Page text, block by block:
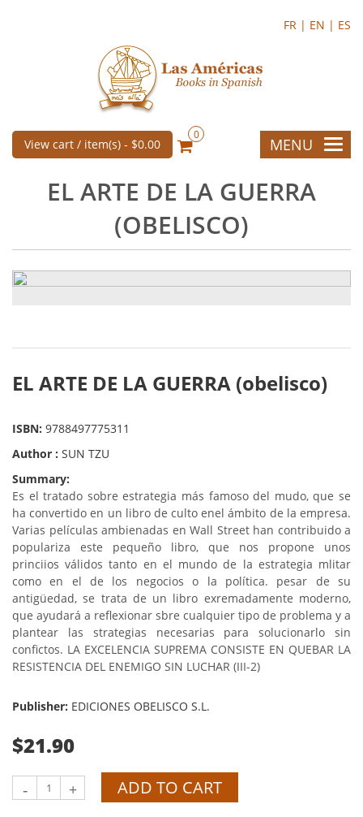
FR | EN | ES
View cart / item(s) - $0.00
0
MENU
EL ARTE DE LA GUERRA
(OBELISCO)
EL ARTE DE LA GUERRA (obelisco)
ISBN: 9788497775311
Author : SUN TZU
Summary:
Es el tratado sobre estrategia más famoso del mudo, que se
ha convertido en un libro de culto enel ámbito de la empresa.
Varias películas ambienadas en Wall Street han contribuido a
populariza este pequeño libro, que nos propone unos
princiios válidos tanto en el mundo de la estrategia mlitar
como en el de los negocios o la política. pesar de su
antigüedad, se trata de un libro exremadamente moderno,
que ayudará a reflexionar sbre cualquier tipo de problema y a
plantear las strategias necesarias para solucionarlo sin
confictos. LA EXCELENCIA SUPREMA CONSISTE EN QUEBAR LA
RESISTENCIA DEL ENEMIGO SIN LUCHAR (III-2)
Publisher: EDICIONES OBELISCO S.L.
$21.90
- + ADD TO CART